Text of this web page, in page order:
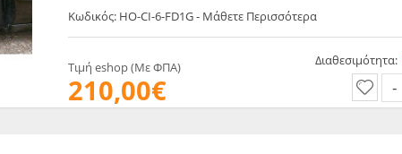
Κωδικός: HO-CI-6-FD1G - Μάθετε Περισσότερα
Τιμή eshop (Με ΦΠΑ)
210,00€
Διαθεσιμότητα: